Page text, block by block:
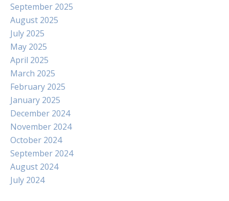
September 2025
August 2025
July 2025
May 2025
April 2025
March 2025
February 2025
January 2025
December 2024
November 2024
October 2024
September 2024
August 2024
July 2024